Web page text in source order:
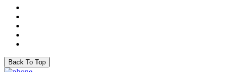
Back To Top